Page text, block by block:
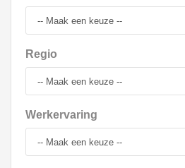
Regio
Werkervaring